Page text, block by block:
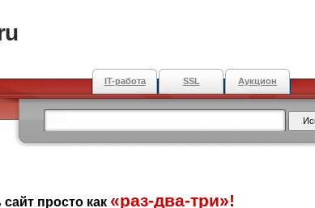
IT-работа SSL Аукцион
просто как «раз-два-три»!